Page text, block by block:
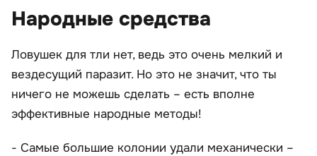
Народные средства
Ловушек для тли нет, ведь это очень мелкий и
вездесущий паразит. Но это не значит, что ты
ничего не можешь сделать – есть вполне
эффективные народные методы!
- Самые большие колонии удали механически –